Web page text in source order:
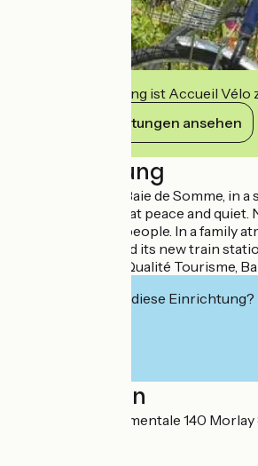
Diese Einrichtung ist Accueil
Ihre Verpflichtungen ansehen
Beschreibung
2 steps from the Baie de Somme,
Crotoy, offers great peace and
rentals for 2 to 6 people. In a family
Héron). Morlay and its new train
Label Clef Verte, Qualité Tourisme,
Interessiert Sie diese
Localisation
82 Route départementale 140